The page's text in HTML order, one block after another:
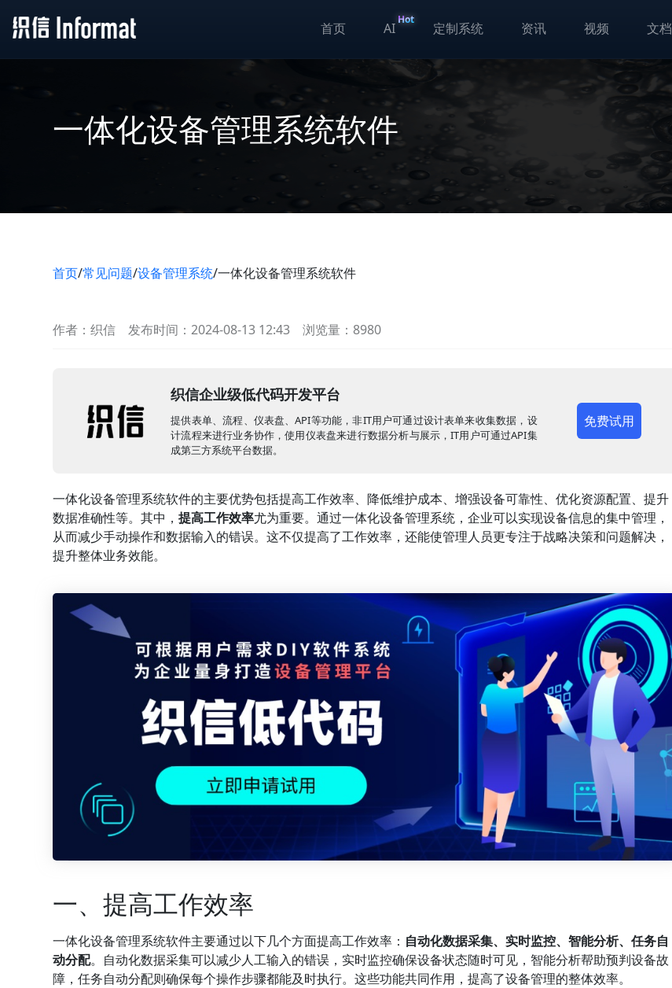
首页 AI
Hot
定制系统 资讯 视频 文档
一体化设备管理系统软件
首页/常见问题/设备管理系统/一体化设备管理系统软件
作者：织信 发布时间：2024-08-13 12:43 浏览量：8980
织信企业级低代码开发平台
提供表单、流程、仪表盘、API等功能，非IT用户可通过设计表单来收集数据，设
计流程来进行业务协作，使用仪表盘来进行数据分析与展示，IT用户可通过API集
成第三方系统平台数据。
免费试用
一体化设备管理系统软件的主要优势包括提高工作效率、降低维护成本、增强设备可靠性、优化资源配置、提升
数据准确性等。其中，提高工作效率尤为重要。通过一体化设备管理系统，企业可以实现设备信息的集中管理，
从而减少手动操作和数据输入的错误。这不仅提高了工作效率，还能使管理人员更专注于战略决策和问题解决，
提升整体业务效能。
一、提高工作效率
一体化设备管理系统软件主要通过以下几个方面提高工作效率： 自动化数据采集、实时监控、智能分析、任务自
动分配。自动化数据采集可以减少人工输入的错误，实时监控确保设备状态随时可见，智能分析帮助预判设备故
障，任务自动分配则确保每个操作步骤都能及时执行。这些功能共同作用，提高了设备管理的整体效率。